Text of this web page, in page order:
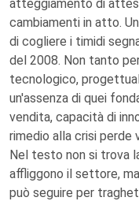
atteggiamento di
cambiamenti in atto.
di cogliere i timidi
del 2008. Non tanto
tecnologico,
un'assenza di quei
vendita, capacità di
rimedio alla crisi perde
Nel testo non si trova
affliggono il settore,
può seguire per